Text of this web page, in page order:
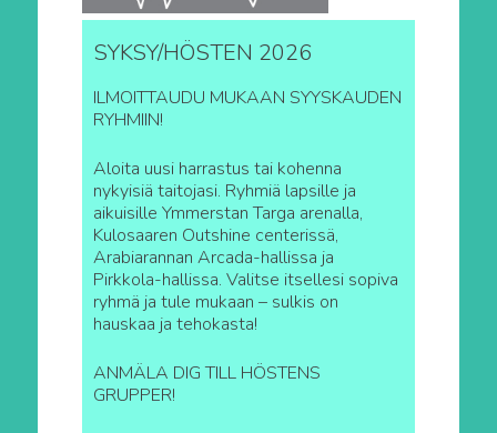
SYKSY/HÖSTEN 2026
ILMOITTAUDU MUKAAN SYYSKAUDEN
RYHMIIN!
Aloita uusi harrastus tai kohenna
nykyisiä taitojasi. Ryhmiä lapsille ja
aikuisille Ymmerstan Targa arenalla,
Kulosaaren Outshine centerissä,
Arabiarannan Arcada-hallissa ja
Pirkkola-hallissa. Valitse itsellesi sopiva
ryhmä ja tule mukaan – sulkis on
hauskaa ja tehokasta!
ANMÄLA DIG TILL HÖSTENS
GRUPPER!